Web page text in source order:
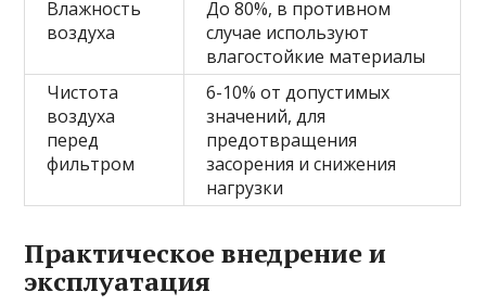
Влажность
воздуха
До 80%, в противном
случае используют
влагостойкие материалы
Чистота
воздуха
перед
фильтром
6-10% от допустимых
значений, для
предотвращения
засорения и снижения
нагрузки
Практическое внедрение и
эксплуатация